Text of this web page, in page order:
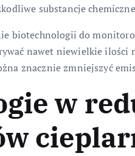
substancje
biotechnologii do
nawet niewielkie ilości
znacznie zmniejszyć
w